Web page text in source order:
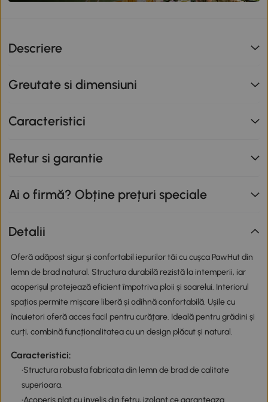
Descriere
Greutate si dimensiuni
Caracteristici
Retur si garantie
Ai o firmă? Obține prețuri speciale
Detalii
Oferă adăpost sigur și confortabil iepurilor tăi cu cușca PawHut din
lemn de brad natural. Structura durabilă rezistă la intemperii, iar
acoperișul protejează eficient împotriva ploii și soarelui. Interiorul
spațios permite mișcare liberă și odihnă confortabilă. Ușile cu
încuietori oferă acces facil pentru curățare. Ideală pentru grădini și
curți, combină funcționalitatea cu un design plăcut și natural.
Caracteristici:
•Structura robusta fabricata din lemn de brad de calitate
superioara.
•Acoperis plat cu invelis din fetru, izolant ce garanteaza